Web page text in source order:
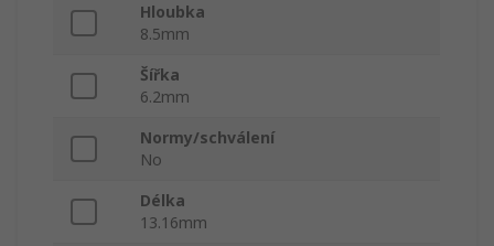
Hloubka
8.5mm
Šířka
6.2mm
Normy/schválení
No
Délka
13.16mm